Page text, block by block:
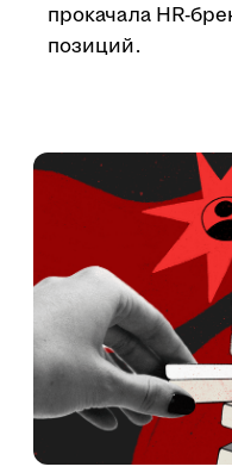
прокачала HR-
позиций.